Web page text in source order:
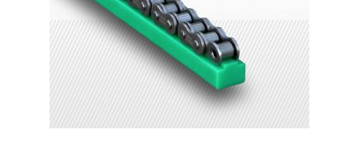
MULTIMATERIAL